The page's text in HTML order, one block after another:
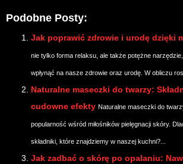
Podobne Posty:
Jak poprawić zdrowie i urodę dzięki
nie tylko forma relaksu, ale także potężne
wpłynąć na nasze zdrowie oraz urodę. W obliczu
Naturalne maseczki do twarzy:
cudowne efekty Naturalne maseczki do
popularność wśród miłośników pielęgnacji skóry.
składniki, które znajdziemy w naszej kuchni?...
Jak zadbać o skórę po opalaniu: